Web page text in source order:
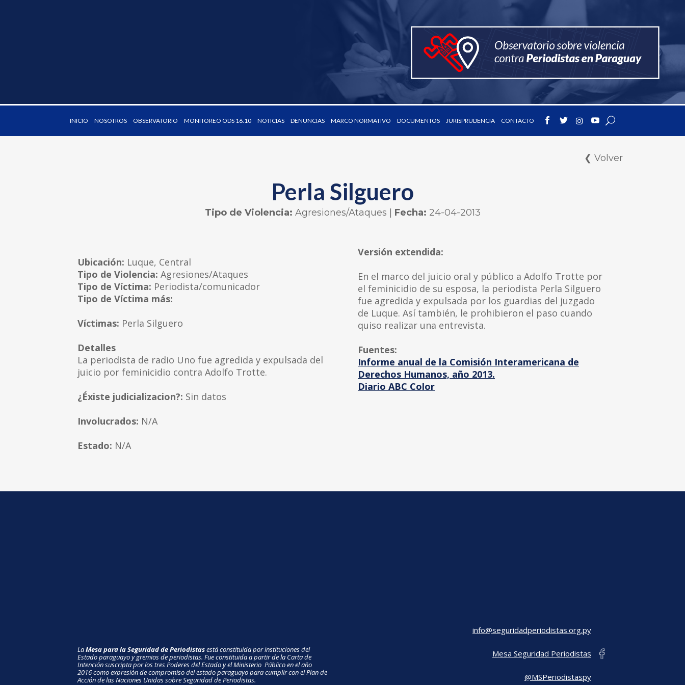
INICIO NOSOTROS OBSERVATORIO MONITOREO ODS 16.10 NOTICIAS DENUNCIAS MARCO NORMATIVO DOCUMENTOS JURISPRUDENCIA CONTACTO
❮ Volver
Perla Silguero
Tipo de Violencia: Agresiones/Ataques Fecha: 24-04-2013
Ubicación: Luque, Central
Tipo de Violencia: Agresiones/Ataques
Tipo de Víctima: Periodista/comunicador
Tipo de Víctima más:
Víctimas: Perla Silguero
Detalles
La periodista de radio Uno fue agredida y expulsada del
juicio por feminicidio contra Adolfo Trotte.
¿Éxiste judicializacion?: Sin datos
Involucrados: N/A
Estado: N/A
Versión extendida:
En el marco del juicio oral y público a Adolfo Trotte por
el feminicidio de su esposa, la periodista Perla Silguero
fue agredida y expulsada por los guardias del juzgado
de Luque. Así también, le prohibieron el paso cuando
quiso realizar una entrevista.
Fuentes:
Informe anual de la Comisión Interamericana de
Derechos Humanos, año 2013.
Diario ABC Color
LaMesa para la Seguridad de Periodistasestá constituida por instituciones del
Estado paraguayo y gremios de periodistas. Fue constituida a partir de la Carta de
Intención suscripta por los tres Poderes del Estado y el Ministerio Público en el año
2016 como expresión de compromiso del estado paraguayo para cumplir con el Plan de
Acción de las Naciones Unidas sobre Seguridad de Periodistas.
info@seguridadperiodistas.org.py
Mesa Seguridad Periodistas
@MSPeriodistaspy